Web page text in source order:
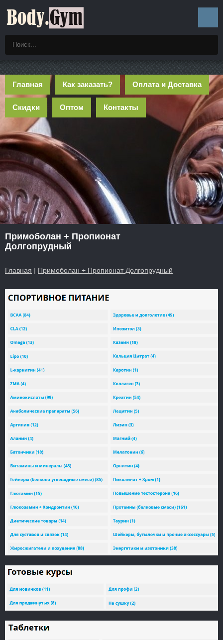
Главная Как заказать? Оплата и Доставка
Скидки Оптом Контакты
Примоболан + Пропионат
Долгопрудный
Главная | Примоболан + Пропионат Долгопрудный